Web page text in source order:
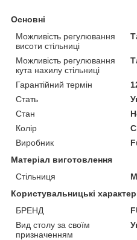
Основні
Можливість регулювання
висоти стільниці
Можливість регулювання
кута нахилу стільниці
Гарантійний термін
Стать
Стан
Колір
Виробник
Матеріал виготовлення
Стільниця
Користувальницькі
БРЕНД
Вид столу за своїм
призначенням